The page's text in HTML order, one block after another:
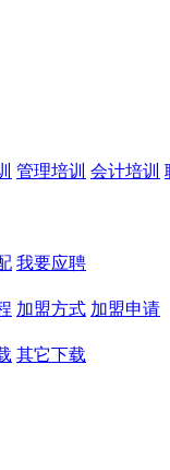
管理培训 会计培训
我要应聘
加盟方式 加盟申请
其它下载